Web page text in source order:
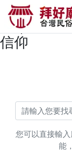
搜尋台南
料 | 拜好
信仰
您可以直接輸
能